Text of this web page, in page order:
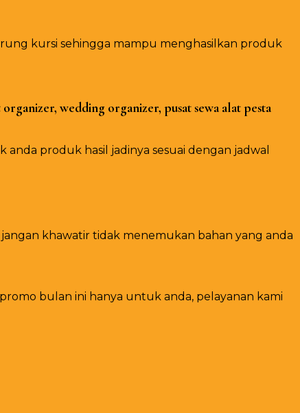
kursi sehingga mampu menghasilkan produk
wedding organizer, pusat sewa alat pesta
produk hasil jadinya sesuai dengan jadwal
khawatir tidak menemukan bahan yang anda
bulan ini hanya untuk anda, pelayanan kami